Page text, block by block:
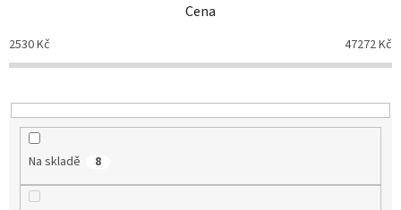
p
r
o
u
Cena
2530Kč 47272Kč
Na skladě 8